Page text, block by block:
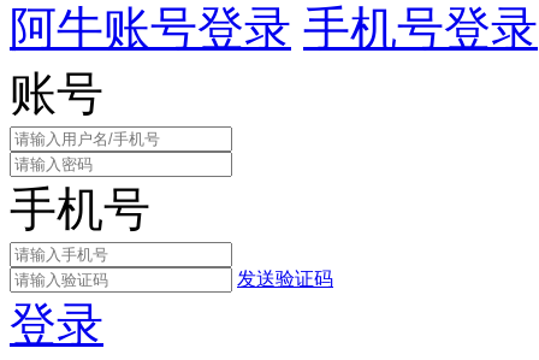
阿牛账号登录 手机号登录
账号
手机号
发送验证码
登录